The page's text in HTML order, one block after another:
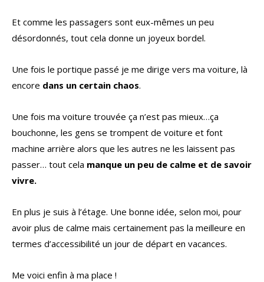
Et comme les passagers sont eux-mêmes un peu
désordonnés, tout cela donne un joyeux bordel.
Une fois le portique passé je me dirige vers ma voiture, là
encore dans un certain chaos.
Une fois ma voiture trouvée ça n’est pas mieux…ça
bouchonne, les gens se trompent de voiture et font
machine arrière alors que les autres ne les laissent pas
passer… tout cela manque un peu de calme et de savoir
vivre.
En plus je suis à l’étage. Une bonne idée, selon moi, pour
avoir plus de calme mais certainement pas la meilleure en
termes d’accessibilité un jour de départ en vacances.
Me voici enfin à ma place !